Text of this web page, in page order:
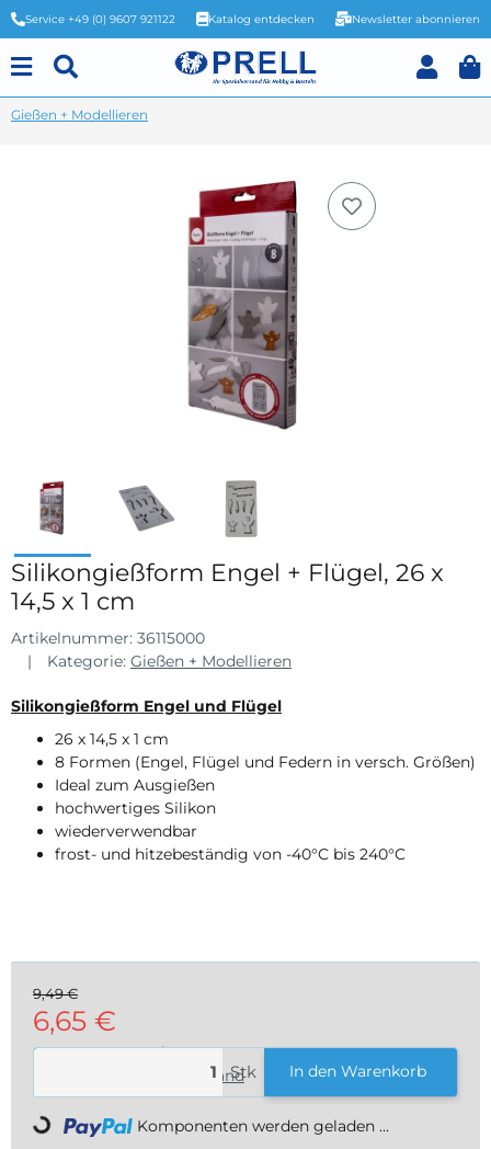
Service +49 (0) 9607 921122 Katalog entdecken Newsletter abonnieren
Gießen + Modellieren
Silikongießform Engel + Flügel, 26 x
14,5 x 1 cm
Artikelnummer: 36115000
Kategorie: Gießen + Modellieren
Silikongießform Engel und Flügel
26 x 14,5 x 1 cm
8 Formen (Engel, Flügel und Federn in versch. Größen)
Ideal zum Ausgießen
hochwertiges Silikon
wiederverwendbar
frost- und hitzebeständig von -40°C bis 240°C
9,49 €
6,65 €
6,65 € pro 1 Stück
VersandStk In den Warenkorb
Loading... Komponenten werden geladen ...